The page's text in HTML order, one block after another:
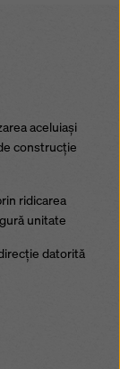
aceluiaşi
construcție
ridicarea
unitate
datorită
cookie
de
Setările
urile
a selecta